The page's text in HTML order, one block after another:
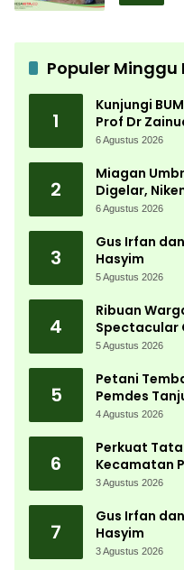
Populer Minggu
1
Kunjungi
Prof Dr
Kemandirian
6 Agustus 2026
2
Miagan
Digelar,
Ribuan
6 Agustus 2026
3
Gus Irfan
Hasyim
5 Agustus 2026
4
Ribuan
Spectacular
5 Agustus 2026
5
Petani
Pemdes
Bergerak
4 Agustus 2026
6
Perkuat Tata
Kecamatan
Aparatur
3 Agustus 2026
7
Gus Irfan
Hasyim
3 Agustus 2026